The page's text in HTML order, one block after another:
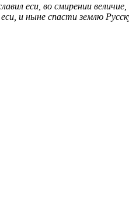
еси, во смирении
и ныне спасти землю